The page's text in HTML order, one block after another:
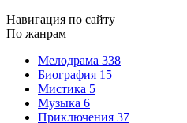
Навигация по сайту
По жанрам
Мелодрама 338
Биография 15
Мистика 5
Музыка 6
Приключения 37